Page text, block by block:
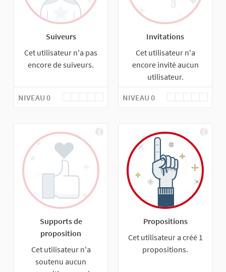
Suiveurs
Cet utilisateur n'a pas
encore de suiveurs.
NIVEAU 0
Invitations
Cet utilisateur n'a
encore invité aucun
utilisateur.
NIVEAU 0
Supports de
proposition
Cet utilisateur n'a
soutenu aucun
Propositions
Cet utilisateur a créé 1
propositions.